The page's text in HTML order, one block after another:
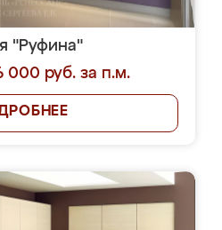
"Руфина"
000 руб. за п.м.